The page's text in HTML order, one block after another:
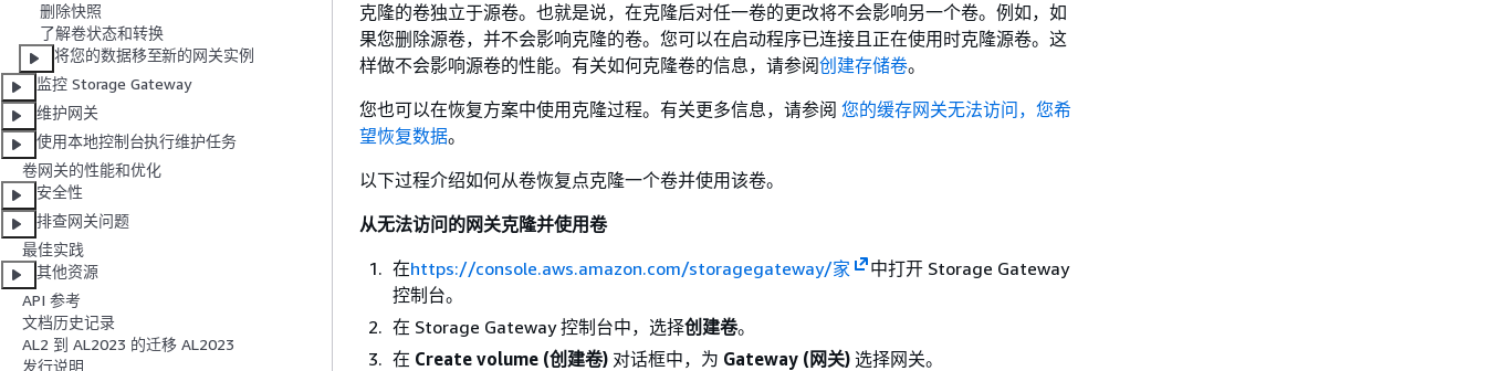
删除快照
了解卷状态和转换
将您的数据移至新的网关实例
监控 Storage Gateway
维护网关
使用本地控制台执行维护任务
卷网关的性能和优化
安全性
排查网关问题
最佳实践
其他资源
API 参考
文档历史记录
AL2 到 AL2023 的迁移 AL2023
发行说明
克隆的卷独立于源卷。也就是说，在克隆后对任一卷的更改将不会影响另一个卷。例如，如
果您删除源卷，并不会影响克隆的卷。您可以在启动程序已连接且正在使用时克隆源卷。这
样做不会影响源卷的性能。有关如何克隆卷的信息，请参阅创建存储卷。
您也可以在恢复方案中使用克隆过程。有关更多信息，请参阅 您的缓存网关无法访问，您希
望恢复数据。
以下过程介绍如何从卷恢复点克隆一个卷并使用该卷。
从无法访问的网关克隆并使用卷
在https://console.aws.amazon.com/storagegateway/家
中打开 Storage Gateway
控制台。
在 Storage Gateway 控制台中，选择创建卷。
在 Create volume (创建卷) 对话框中，为 Gateway (网关) 选择网关。